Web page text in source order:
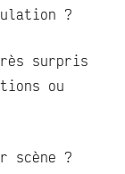
?
surpris
ou
scène ?